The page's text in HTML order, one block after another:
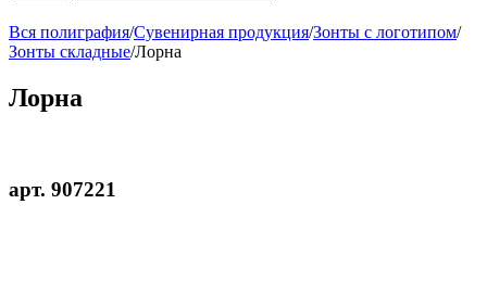
Вся полиграфия/Сувенирная продукция/Зонты с логотипом/
Зонты складные/Лорна
Лорна
арт. 907221